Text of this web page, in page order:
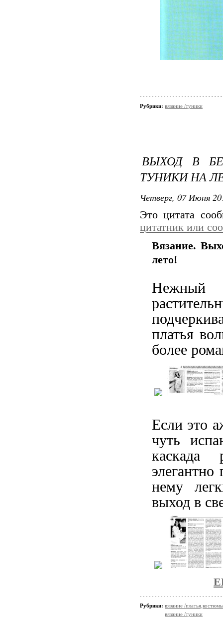
Рубрики: вязание /туники
ВЫХОД В
ТУНИКИ НА
Четверг, 07 Июня
Это цитата
цитатник или
Вязание.
лето!
Нежный
платья
более
Если это
чуть
нему
выход в
Рубрики: вязание /
вязание /туники